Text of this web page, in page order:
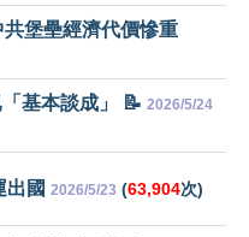
堡壘經濟代價慘重
基本談成」 📝 2026/5/24
出國 2026/5/23 (63,904次)